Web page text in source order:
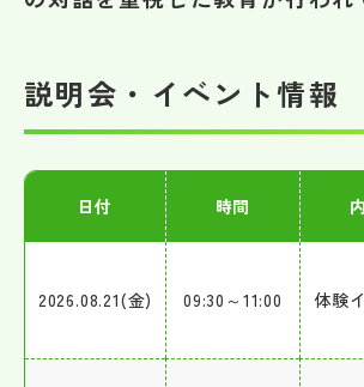
個人情報保護方針
サイトマップ
運営会社
説明会・イベント情報
日付 時間
2026.08.21(金) 09:30～11:00 体験